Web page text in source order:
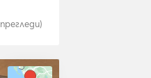
прегледи)